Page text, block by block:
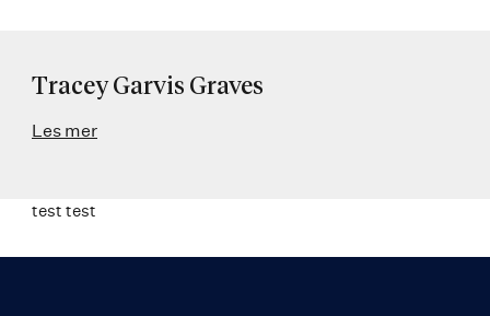
Tracey Garvis Graves
Les mer
test test